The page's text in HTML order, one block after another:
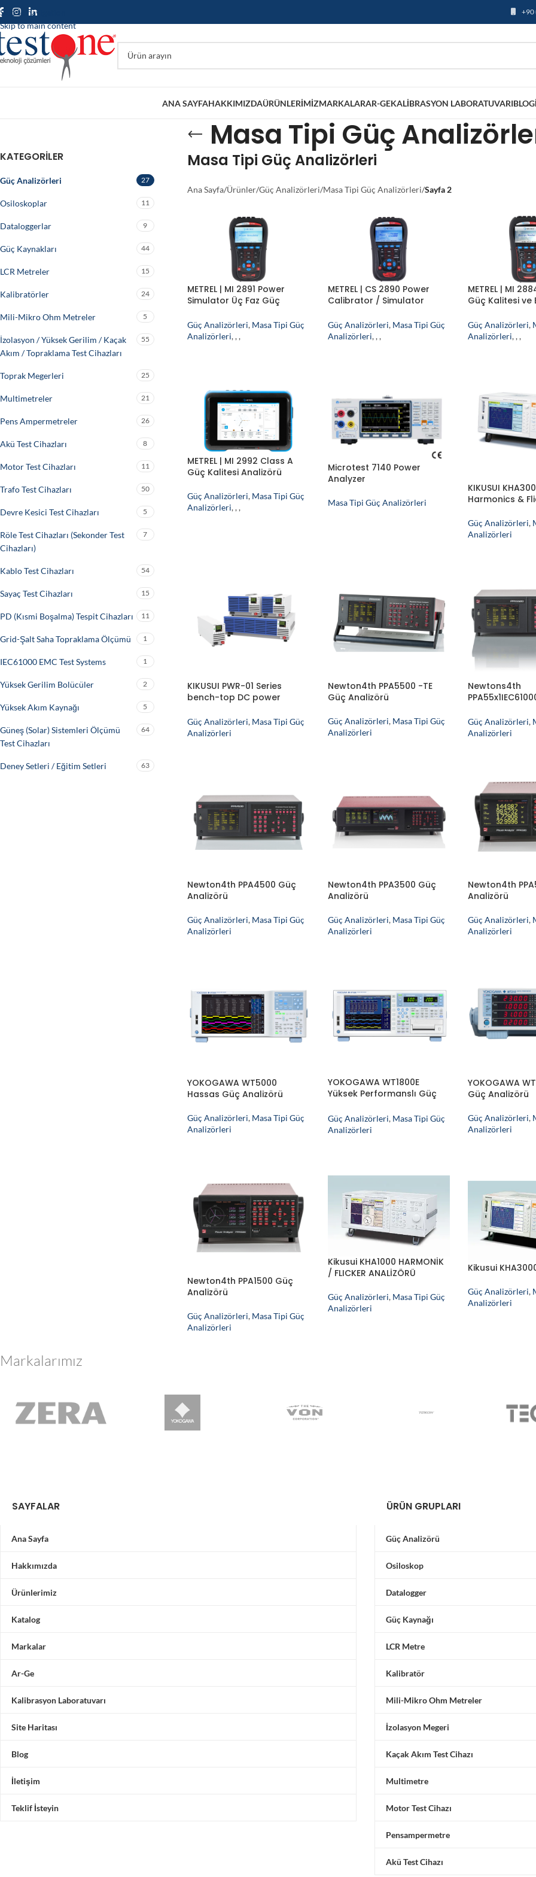
Skip to navigation
Skip to main content
+90
ANA SAYFAHAKKIMIZDAÜRÜNLERIMIZMARKALARAR-GEKALIBRASYON LABORATUVARIBLOG
Masa Tipi Güç
KATEGORILER
Güç Analizörleri 27
Osiloskoplar 11
Dataloggerlar 9
Güç Kaynakları 44
LCR Metreler 15
Kalibratörler 24
Mili-Mikro Ohm Metreler 5
İzolasyon / Yüksek Gerilim / Kaçak
Akım / Topraklama Test Cihazları
55
Toprak Megerleri 25
Multimetreler 21
Pens Ampermetreler 26
Akü Test Cihazları 8
Motor Test Cihazları 11
Trafo Test Cihazları 50
Devre Kesici Test Cihazları 5
Röle Test Cihazları (Sekonder Test
Cihazları)
7
Kablo Test Cihazları 54
Sayaç Test Cihazları 15
PD (Kısmi Boşalma) Tespit Cihazları 11
Grid-Şalt Saha Topraklama Ölçümü 1
IEC61000 EMC Test Systems 1
Yüksek Gerilim Bolücüler 2
Yüksek Akım Kaynağı 5
Güneş (Solar) Sistemleri Ölçümü
Test Cihazları
64
Deney Setleri / Eğitim Setleri 63
Masa Tipi Güç Analizörleri
Ana Sayfa/Ürünler/Güç Analizörleri/Masa Tipi Güç Analizörleri/Sayfa 2
METREL | MI 2891 Power
Simulator Üç Faz Güç
Güç Analizörleri, Masa Tipi Güç
Analizörleri,,,
METREL | CS 2890 Power
Calibrator / Simulator
Cihazı
Güç Analizörleri, Masa Tipi Güç
Analizörleri,,,
METREL | MI
Güç Kalitesi ve
Güç Analizörleri,
Analizörleri, , ,
METREL | MI 2992 Class A
Güç Kalitesi Analizörü
Güç Analizörleri, Masa Tipi Güç
Analizörleri,,,
Microtest 7140 Power
Analyzer
Masa Tipi Güç Analizörleri
KIKUSUI
Harmonics &
Güç Analizörleri,
Analizörleri
KIKUSUI PWR-01 Series
bench-top DC power
Güç Analizörleri, Masa Tipi Güç
Analizörleri
Newton4th PPA5500 -TE
Güç Analizörü
Güç Analizörleri, Masa Tipi Güç
Analizörleri
Newtons4th
Analizörü
3 & IEC61000-3-
Güç Analizörleri,
Analizörleri
Newton4th PPA4500 Güç
Analizörü
Güç Analizörleri, Masa Tipi Güç
Analizörleri
Newton4th PPA3500 Güç
Analizörü
Güç Analizörleri, Masa Tipi Güç
Analizörleri
Newton4th
Analizörü
Güç Analizörleri,
Analizörleri
YOKOGAWA WT5000
Hassas Güç Analizörü
Güç Analizörleri, Masa Tipi Güç
Analizörleri
YOKOGAWA WT1800E
Yüksek Performanslı Güç
Güç Analizörleri, Masa Tipi Güç
Analizörleri
YOKOGAWA
Güç Analizörü
Güç Analizörleri,
Analizörleri
Newton4th PPA1500 Güç
Analizörü
Güç Analizörleri, Masa Tipi Güç
Analizörleri
Kikusui KHA1000 HARMONİK
/ FLICKER ANALİZÖRÜ
Güç Analizörleri, Masa Tipi Güç
Analizörleri
Kikusui
Güç Analizörleri,
Analizörleri
Markalarımız
SAYFALAR
Ana Sayfa
Hakkımızda
Ürünlerimiz
Katalog
Markalar
Ar-Ge
Kalibrasyon Laboratuvarı
Site Haritası
Blog
İletişim
Teklif İsteyin
ÜRÜN GRUPLARI
Güç Analizörü
Osiloskop
Datalogger
Güç Kaynağı
LCR Metre
Kalibratör
Mili-Mikro Ohm Metreler
İzolasyon Megeri
Kaçak Akım Test Cihazı
Multimetre
Motor Test Cihazı
Pensampermetre
Akü Test Cihazı